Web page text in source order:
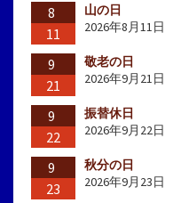
8
11
山の日
2026年8月11日
9
21
敬老の日
2026年9月21日
9
22
振替休日
2026年9月22日
9
23
秋分の日
2026年9月23日